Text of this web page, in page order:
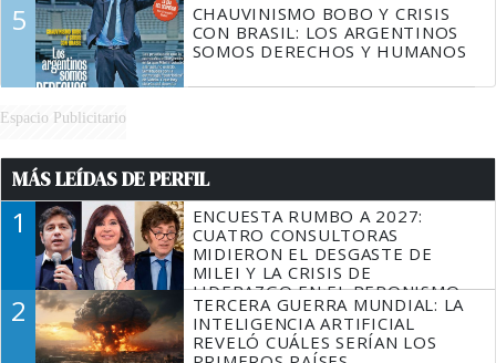
5
CHAUVINISMO BOBO Y CRISIS
CON BRASIL: LOS ARGENTINOS
SOMOS DERECHOS Y HUMANOS
Espacio Publicitario
MÁS LEÍDAS DE PERFIL
1
ENCUESTA RUMBO A 2027:
CUATRO CONSULTORAS
MIDIERON EL DESGASTE DE
MILEI Y LA CRISIS DE
LIDERAZGO EN EL PERONISMO
2
TERCERA GUERRA MUNDIAL: LA
INTELIGENCIA ARTIFICIAL
REVELÓ CUÁLES SERÍAN LOS